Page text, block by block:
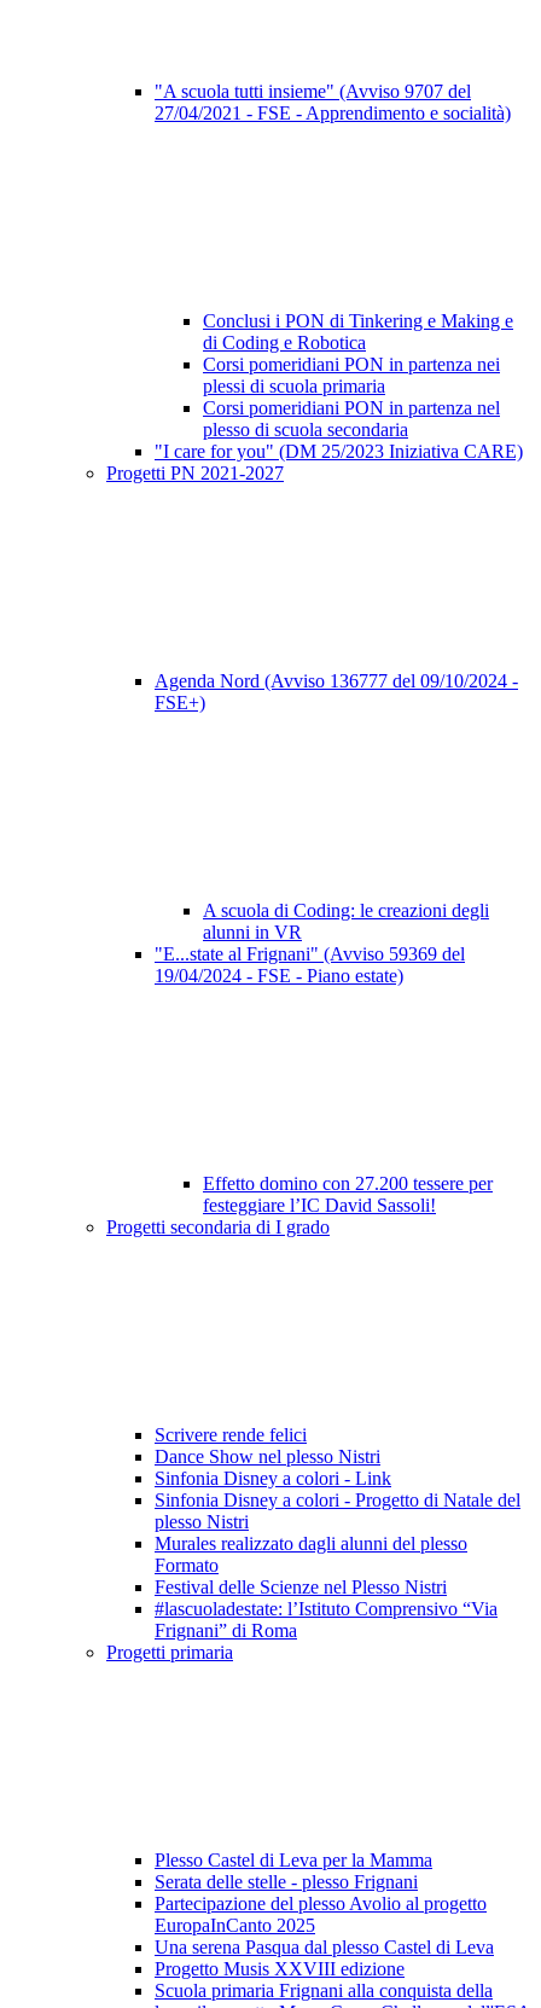
"A scuola tutti insieme" (Avviso 9707 del
27/04/2021 - FSE - Apprendimento e socialità)
Conclusi i PON di Tinkering e Making e
di Coding e Robotica
Corsi pomeridiani PON in partenza nei
plessi di scuola primaria
Corsi pomeridiani PON in partenza nel
plesso di scuola secondaria
"I care for you" (DM 25/2023 Iniziativa CARE)
Progetti PN 2021-2027
Agenda Nord (Avviso 136777 del 09/10/2024 -
FSE+)
A scuola di Coding: le creazioni degli
alunni in VR
"E...state al Frignani" (Avviso 59369 del
19/04/2024 - FSE - Piano estate)
Effetto domino con 27.200 tessere per
festeggiare l’IC David Sassoli!
Progetti secondaria di I grado
Scrivere rende felici
Dance Show nel plesso Nistri
Sinfonia Disney a colori - Link
Sinfonia Disney a colori - Progetto di Natale del
plesso Nistri
Murales realizzato dagli alunni del plesso
Formato
Festival delle Scienze nel Plesso Nistri
#lascuoladestate: l’Istituto Comprensivo “Via
Frignani” di Roma
Progetti primaria
Plesso Castel di Leva per la Mamma
Serata delle stelle - plesso Frignani
Partecipazione del plesso Avolio al progetto
EuropaInCanto 2025
Una serena Pasqua dal plesso Castel di Leva
Progetto Musis XXVIII edizione
Scuola primaria Frignani alla conquista della